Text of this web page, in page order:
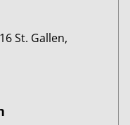
St. Gallen,